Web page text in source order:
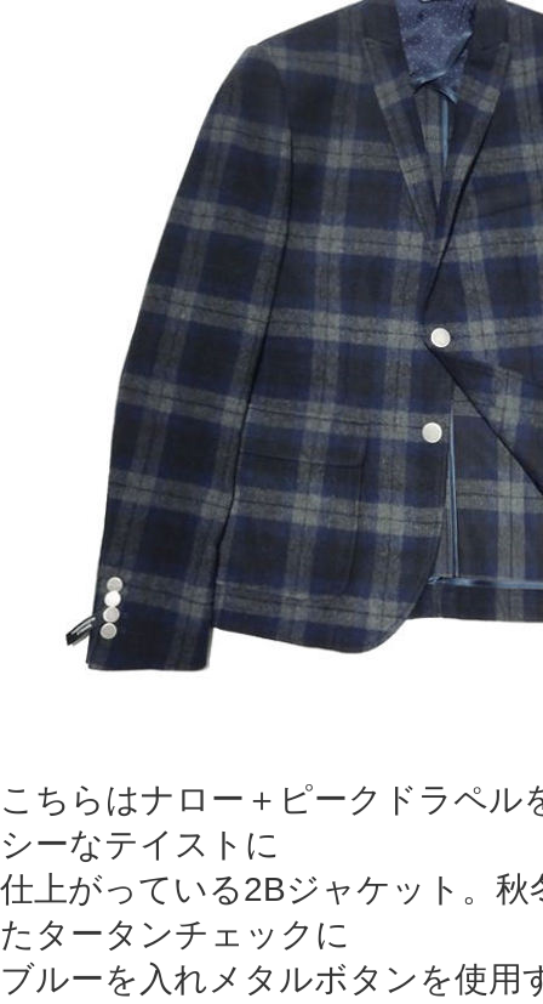
こちらはナロー＋ピークドラペル
シーなテイストに
仕上がっている2Bジャケット。
たタータンチェックに
ブルーを入れメタルボタンを使用